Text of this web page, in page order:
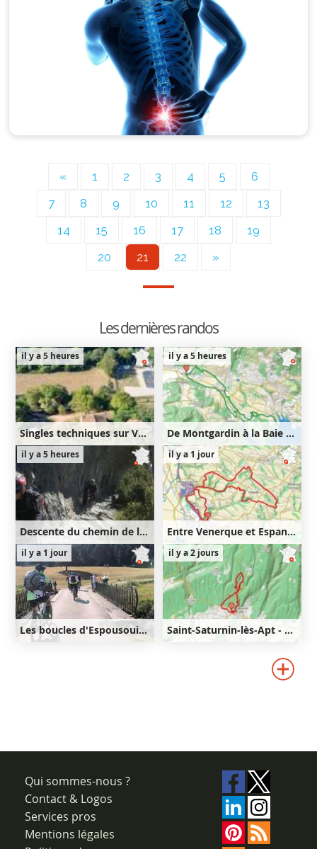
« 1 2 3 4 5
6
7
8 9 10 11 12
13
14
15 16 17 18
19
20
21 22 »
Les dernières randos
il y a 5 heures
Singles techniques sur Venasque puis Notre-Dame des Anges
47km
1330m
1330m
il y a 5 heures
De Montgardin à la Baie Saint-Michel
22km
540m
540m
il y a 5 heures
Descente du chemin de la Mâture
16km
660m
660m
il y a 1 jour
Entre Venerque et Espanès
25km
450m
450m
il y a 1 jour
Les boucles d'Espousouille
il y a 2 jours
Saint-Saturnin-lès-Apt - Lourète - Redony
Qui sommes-nous ?
Contact & Logos
Services pros
Mentions légales